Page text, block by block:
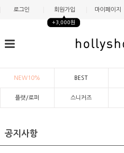
로그인 회원가입
+3,000원
마이페이지
NEW10% BEST
플랫/로퍼 스니커즈
공지사항